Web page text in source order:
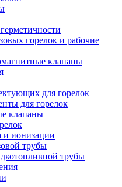
горелок и рабочие
клапаны
для горелок
для горелок
клапаны
и ионизации
трубы
трубы